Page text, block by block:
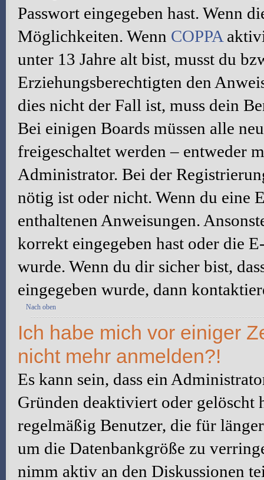
Passwort eingegeben hast. Wenn
Möglichkeiten. Wenn COPPA
unter 13 Jahre alt bist, musst du
Erziehungsberechtigten den
dies nicht der Fall ist, muss dein
Bei einigen Boards müssen alle
freigeschaltet werden – entweder
Administrator. Bei der
nötig ist oder nicht. Wenn du eine
enthaltenen Anweisungen.
korrekt eingegeben hast oder die
wurde. Wenn du dir sicher bist,
eingegeben wurde, dann
Nach oben
Ich habe mich vor einiger
nicht mehr anmelden?!
Es kann sein, dass ein
Gründen deaktiviert oder gelöscht
regelmäßig Benutzer, die für
um die Datenbankgröße zu
nimm aktiv an den Diskussionen